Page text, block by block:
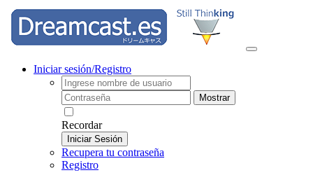
Iniciar sesión/Registro
Mostrar
Recordar
Iniciar Sesión
Recupera tu contraseña
Registro